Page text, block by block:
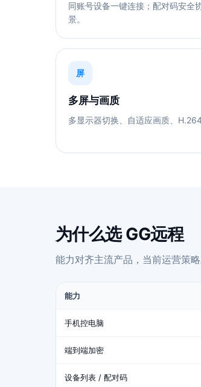
同账号设备一键连接；配对码安全
景。
屏
多屏与画质
多显示器切换、自适应画质、
为什么选 GG远程
能力对齐主流产品，当前运营策略
能力
手机控电脑
端到端加密
设备列表 / 配对码